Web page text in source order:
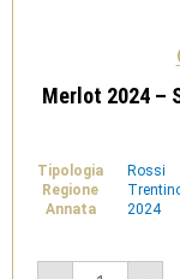
Merlot 2024 –
Tipologia
Rossi
Regione
Annata
2024
Merlot